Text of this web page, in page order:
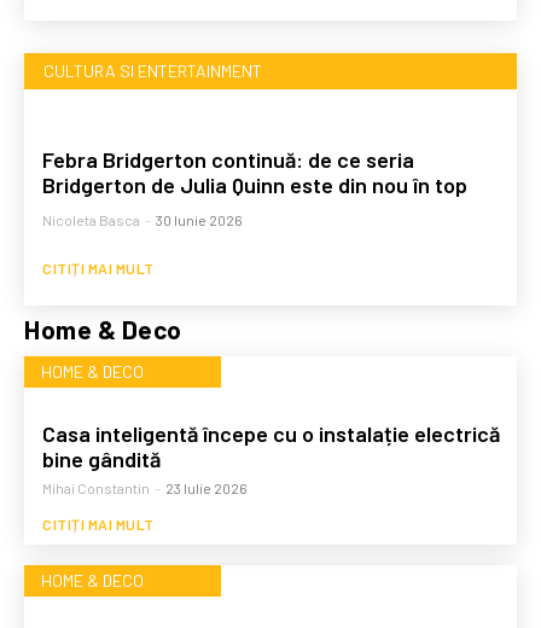
CULTURA SI ENTERTAINMENT
Febra Bridgerton continuă: de ce seria
Bridgerton de Julia Quinn este din nou în top
Nicoleta Basca - 30 Iunie 2026
CITIȚI MAI MULT
Home & Deco
HOME & DECO
Casa inteligentă începe cu o instalație electrică
bine gândită
Mihai Constantin - 23 Iulie 2026
CITIȚI MAI MULT
HOME & DECO